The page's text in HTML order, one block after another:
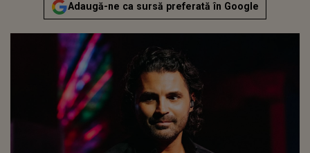
Adaugă-ne ca sursă preferată în Google